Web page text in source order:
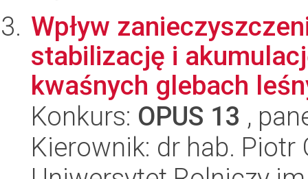
Wpływ
stabilizację i
kwaśnych glebach
Konkurs: OPUS 13 ,
Kierownik: dr hab. Piotr